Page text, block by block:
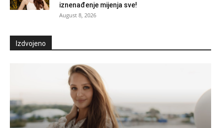
iznenađenje mijenja sve!
August 8, 2026
Izdvojeno